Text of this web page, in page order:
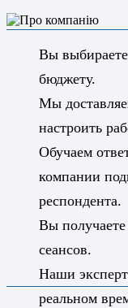
Вы
бюджету.
Мы
настроить
Обучаем
компании
респондента.
Вы
сеансов.
Наши
реальном